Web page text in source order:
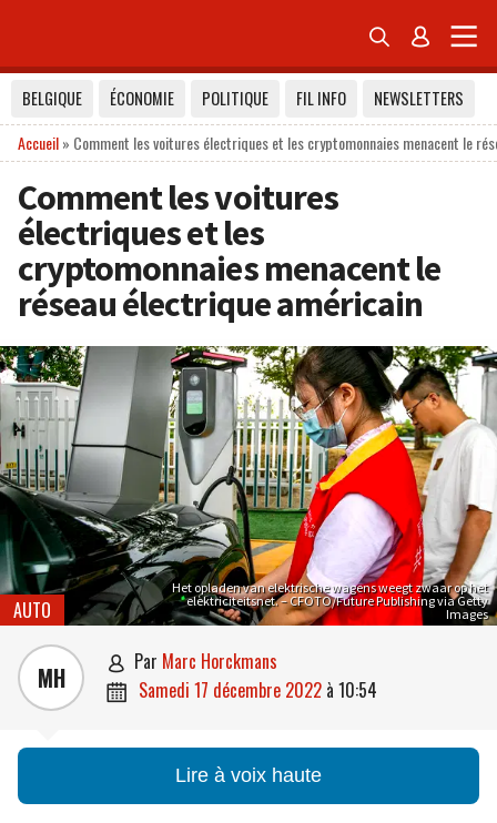
 
BELGIQUE ÉCONOMIE POLITIQUE FIL INFO
NEWSLETTERS
Accueil» Comment les voitures électriques et les cryptomonnaies menacent le
Comment les voitures
électriques et les
cryptomonnaies menacent le
réseau électrique américain
Het opladen van elektrische wagens weegt zwaar op het
elektriciteitsnet. – CFOTO/Future Publishing via Getty
Images
AUTO
MH  par Marc Horckmans
 samedi 17 décembre 2022 à 10:54
Lire à voix haute